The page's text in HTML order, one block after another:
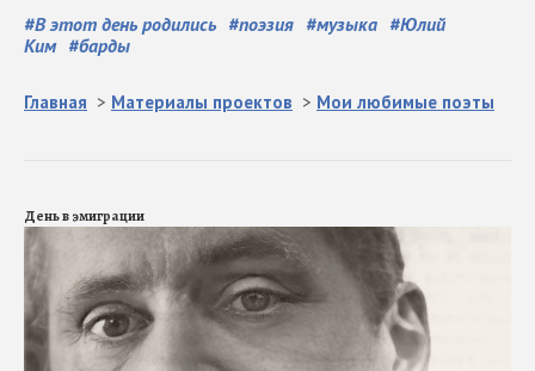
#В этот день родились #поэзия #музыка #Юлий
Ким #барды
Главная > Материалы проектов > Мои любимые поэты
День в эмиграции